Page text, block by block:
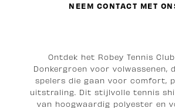
NEEM CONTACT MET
Ontdek het Robey Tennis
Donkergroen voor volwassenen,
spelers die gaan voor comfort,
uitstraling. Dit stijlvolle tennis
van hoogwaardig polyester en